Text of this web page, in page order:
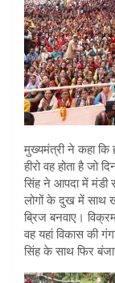
मुख्यमंत्री ने कहा कि
हीरो वह होता है जो
सिंह ने आपदा में मंडी
लोगों के दुख में साथ
ब्रिज बनवाए।
वह यहां विकास की
सिंह के साथ फिर